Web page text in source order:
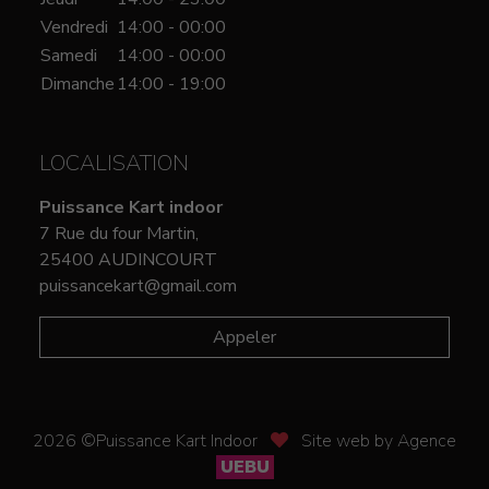
Vendredi 14:00 - 00:00
Samedi
14:00 - 00:00
Dimanche 14:00 - 19:00
LOCALISATION
Puissance Kart indoor
7 Rue du four Martin,
25400 AUDINCOURT
puissancekart@gmail.com
Appeler
2026 ©Puissance Kart Indoor
Site web by Agence
UEBU